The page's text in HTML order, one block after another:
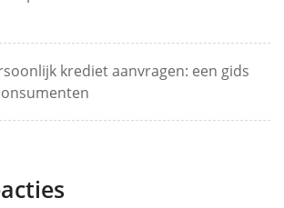
krediet aanvragen: een gids